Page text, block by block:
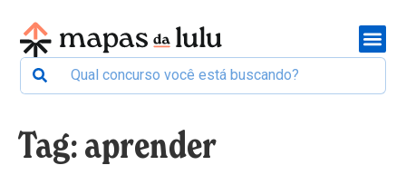
Tag:aprender